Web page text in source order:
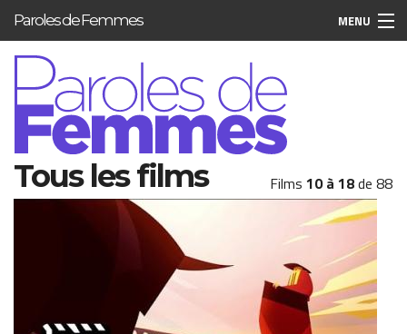
Aller au contenu principal
Paroles de Femmes MENU
Tous les films Films 10 à 18de 88